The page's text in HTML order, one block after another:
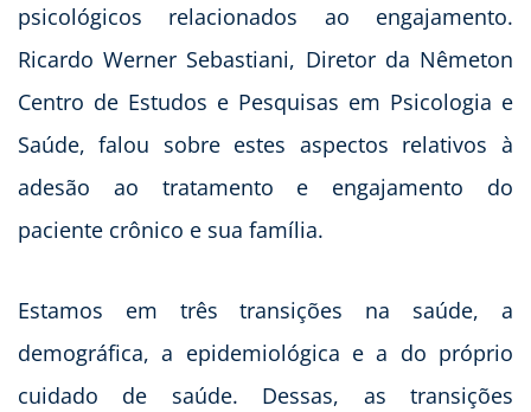
psicológicos relacionados ao engajamento.
Ricardo Werner Sebastiani, Diretor da Nêmeton
Centro de Estudos e Pesquisas em Psicologia e
Saúde, falou sobre estes aspectos relativos à
adesão ao tratamento e engajamento do
paciente crônico e sua família.
Estamos em três transições na saúde, a
demográfica, a epidemiológica e a do próprio
cuidado de saúde. Dessas, as transições